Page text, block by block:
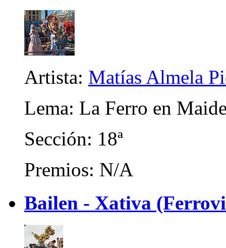
Artista: Matías Almela
Lema: La Ferro en
Sección: 18ª
Premios: N/A
Bailen - Xativa